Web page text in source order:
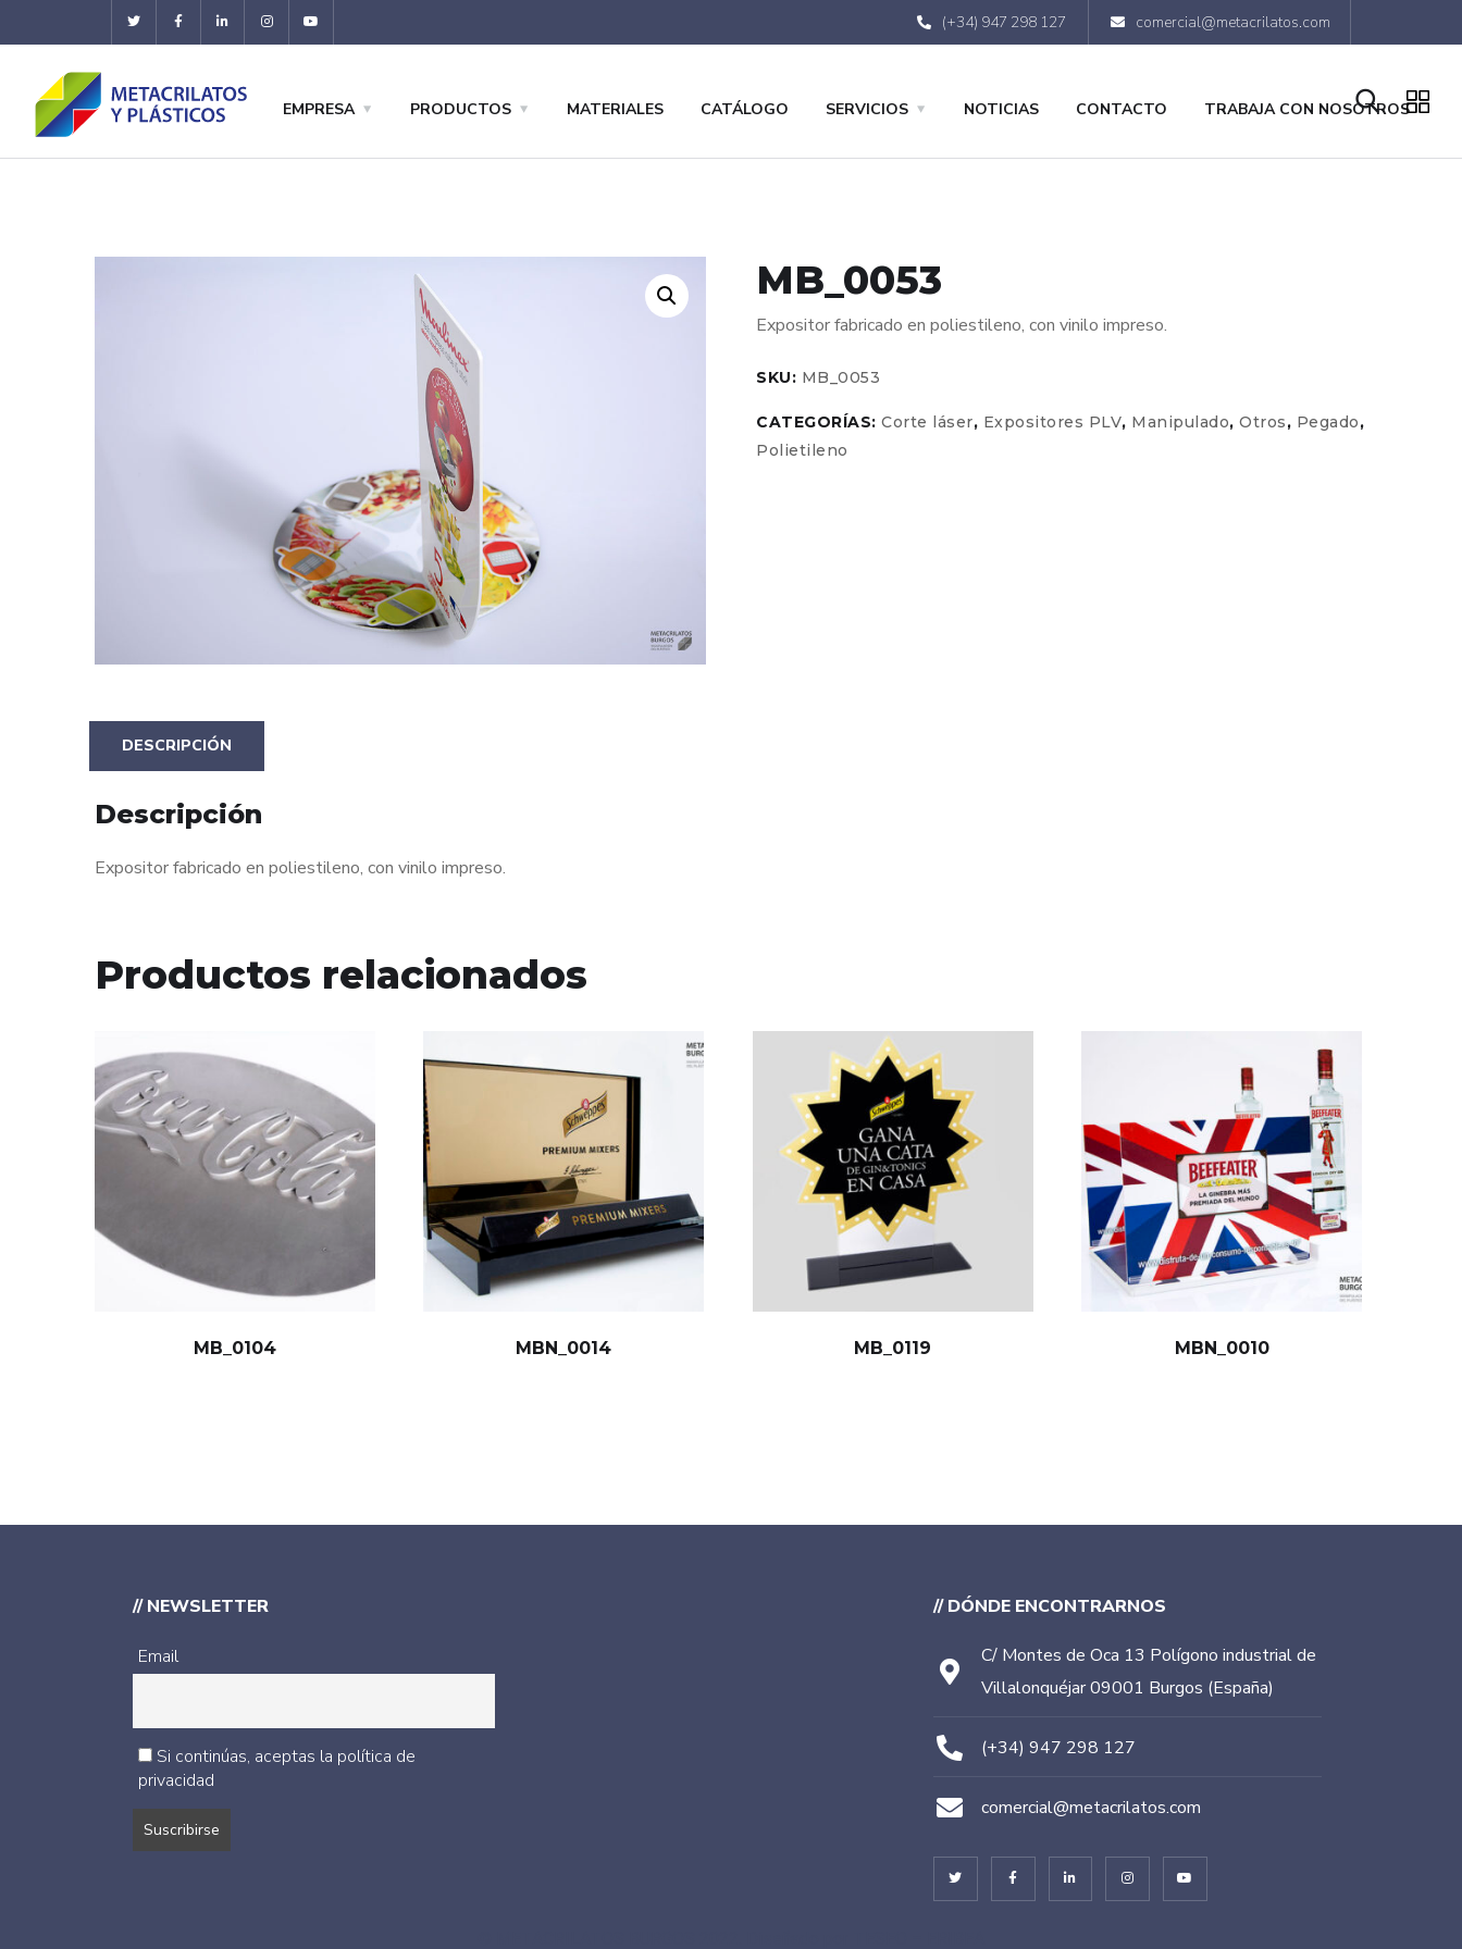
(+34) 947 298 127 comercial@metacrilatos.com
EMPRESA PRODUCTOS MATERIALES CATÁLOGO SERVICIOS NOTICIAS CONTACTO TRABAJA CON NOSOTROS
MB_0053
Expositor fabricado en poliestileno, con vinilo impreso.
SKU: MB_0053
CATEGORÍAS:Corte láser, Expositores PLV, Manipulado,Otros, Pegado,
Polietileno
DESCRIPCIÓN
Descripción
Expositor fabricado en poliestileno, con vinilo impreso.
Productos relacionados
MB_0104 MBN_0014 MB_0119 MBN_0010
// NEWSLETTER
Email
Si continúas, aceptas la política de
privacidad
// DÓNDE ENCONTRARNOS
C/ Montes de Oca 13 Polígono industrial de
Villalonquéjar 09001 Burgos (España)
(+34) 947 298 127
comercial@metacrilatos.com